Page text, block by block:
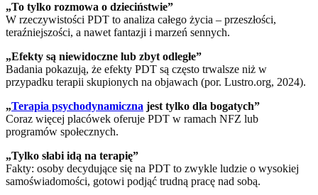
„To tylko rozmowa o dzieciństwie”
W rzeczywistości PDT to analiza całego życia – przeszłości,
teraźniejszości, a nawet fantazji i marzeń sennych.
„Efekty są niewidoczne lub zbyt odległe”
Badania pokazują, że efekty PDT są często trwalsze niż w
przypadku terapii skupionych na objawach (por. Lustro.org, 2024).
„Terapia psychodynamiczna jest tylko dla bogatych”
Coraz więcej placówek oferuje PDT w ramach NFZ lub
programów społecznych.
„Tylko słabi idą na terapię”
Fakty: osoby decydujące się na PDT to zwykle ludzie o wysokiej
samoświadomości, gotowi podjąć trudną pracę nad sobą.